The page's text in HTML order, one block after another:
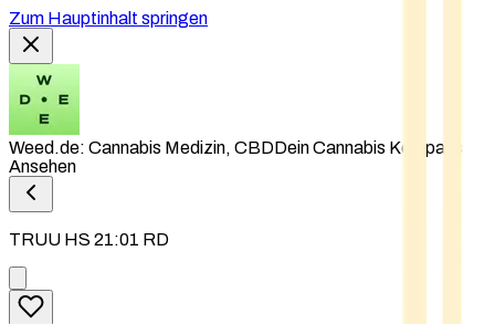
Zum Hauptinhalt springen
Weed.de: Cannabis Medizin, CBDDein Cannabis Kompass
Ansehen
TRUU HS 21:01 RD